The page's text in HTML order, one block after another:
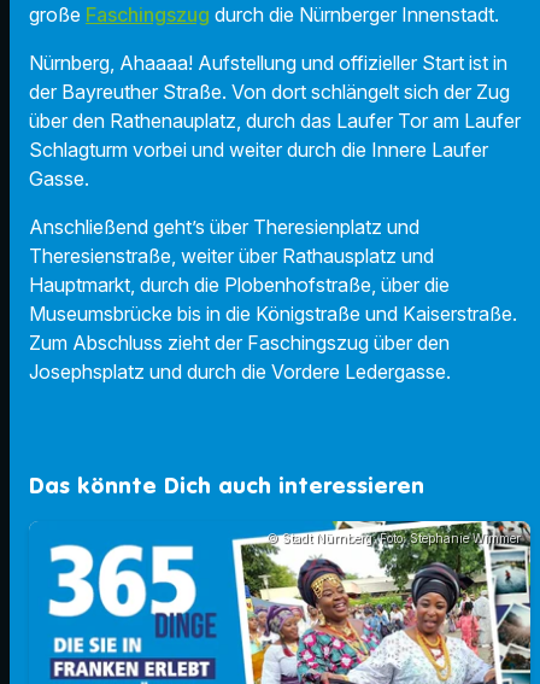
große Faschingszug durch die Nürnberger Innenstadt.
Nürnberg, Ahaaaa! Aufstellung und offizieller Start ist in
der Bayreuther Straße. Von dort schlängelt sich der Zug
über den Rathenauplatz, durch das Laufer Tor am Laufer
Schlagturm vorbei und weiter durch die Innere Laufer
Gasse.
Anschließend geht’s über Theresienplatz und
Theresienstraße, weiter über Rathausplatz und
Hauptmarkt, durch die Plobenhofstraße, über die
Museumsbrücke bis in die Königstraße und Kaiserstraße.
Zum Abschluss zieht der Faschingszug über den
Josephsplatz und durch die Vordere Ledergasse.
Das könnte Dich auch interessieren
© Stadt Nürnberg; Foto: Stephanie Wimmer